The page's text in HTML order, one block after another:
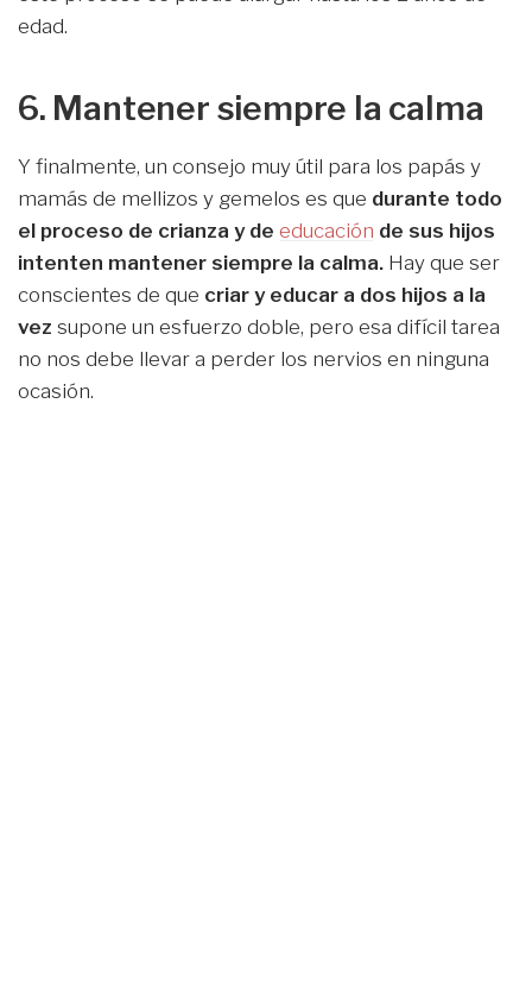
edad.
6. Mantener siempre la calma
Y finalmente, un consejo muy útil para los papás y
mamás de mellizos y gemelos es que durante todo
el proceso de crianza y de educación de sus hijos
intenten mantener siempre la calma. Hay que ser
conscientes de que criar y educar a dos hijos a la
vez supone un esfuerzo doble, pero esa difícil tarea
no nos debe llevar a perder los nervios en ninguna
ocasión.